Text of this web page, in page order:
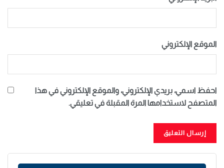
الموقع الإلكتروني
احفظ اسمي، بريدي الإلكتروني، والموقع الإلكتروني في هذا
المتصفح لاستخدامها المرة المقبلة في تعليقي.